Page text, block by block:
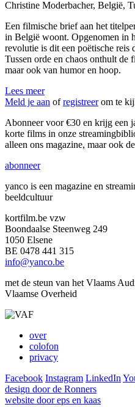
Christine Moderbacher, België,
Een filmische brief aan het
in België woont. Opgenomen in
revolutie is dit een poëtische reis
Tussen orde en chaos onthult
maar ook van humor en hoop.
Lees meer
Meld je aan ofregistreerom te
Abonneer voor €30 en krijg een
korte films in onze
alleen ons magazine, maar ook
abonneer
yanco is een magazine en
beeldcultuur
kortfilm.be vzw
Boondaalse Steenweg 249
1050 Elsene
BE 0478 441 315
info@yanco.be
met de steun van het Vlaams
Vlaamse Overheid
over
colofon
privacy
Facebook Instagram LinkedIn
design door de Ronners
website door eps en kaas